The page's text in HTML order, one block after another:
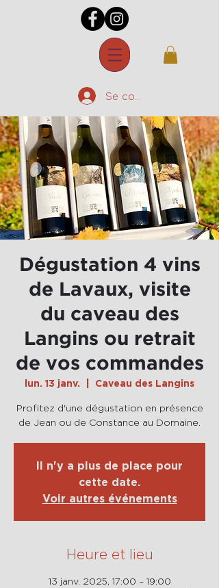
Se connecter
Dégustation 4 vins
de Lavaux, visite
du caveau des
Langins ou retrait
de vos commandes
lun. 13 janv. Caveau des Langins
Profitez d'une dégustation en présence
de Jean ou de Constance au Domaine.
Il n'y a plus de place pour
cette date.
Voir autres événements
Heure et lieu
13 janv. 2025, 17:00 – 19:00